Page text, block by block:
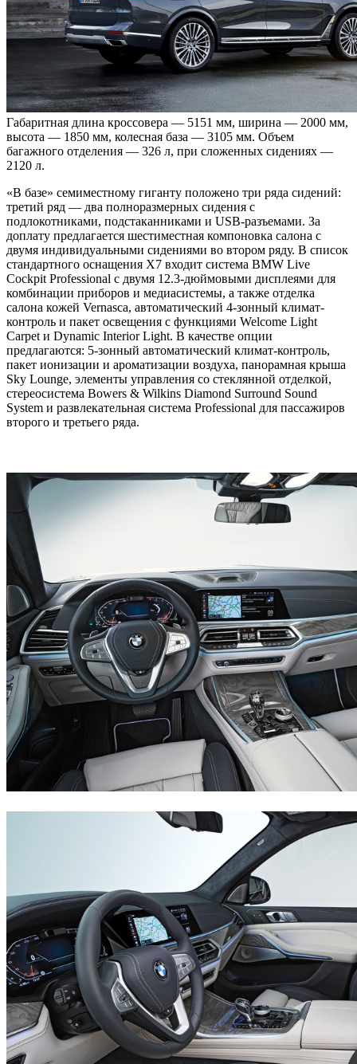
Габаритная длина кроссовера — 5151 мм, ширина — 2000 мм,
высота — 1850 мм, колесная база — 3105 мм. Объем
багажного отделения — 326 л, при сложенных сидениях —
2120 л.
«В базе» семиместному гиганту положено три ряда сидений:
третий ряд — два полноразмерных сидения с
подлокотниками, подстаканниками и USB-разъемами. За
доплату предлагается шестиместная компоновка салона с
двумя индивидуальными сидениями во втором ряду. В список
стандартного оснащения X7 входит система BMW Live
Cockpit Professional с двумя 12.3-дюймовыми дисплеями для
комбинации приборов и медиасистемы, а также отделка
салона кожей Vernasca, автоматический 4-зонный климат-
контроль и пакет освещения с функциями Welcome Light
Carpet и Dynamic Interior Light. В качестве опции
предлагаются: 5-зонный автоматический климат-контроль,
пакет ионизации и ароматизации воздуха, панорамная крыша
Sky Lounge, элементы управления со стеклянной отделкой,
стереосистема Bowers & Wilkins Diamond Surround Sound
System и развлекательная система Professional для пассажиров
второго и третьего ряда.